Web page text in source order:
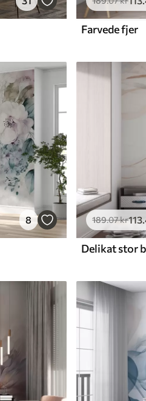
Farvede fjer
8 189.07kr113
Delikat stor